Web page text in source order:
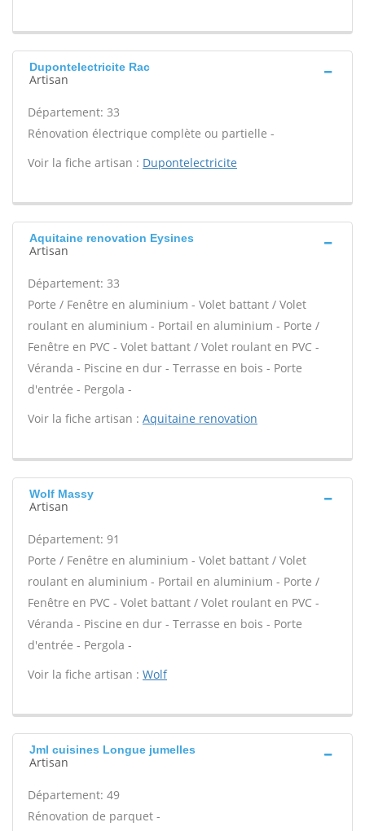
Dupontelectricite Rac
Artisan
Département: 33
Rénovation électrique complète ou partielle -
Voir la fiche artisan : Dupontelectricite
Aquitaine renovation Eysines
Artisan
Département: 33
Porte / Fenêtre en aluminium - Volet battant / Volet
roulant en aluminium - Portail en aluminium - Porte /
Fenêtre en PVC - Volet battant / Volet roulant en PVC -
Véranda - Piscine en dur - Terrasse en bois - Porte
d'entrée - Pergola -
Voir la fiche artisan : Aquitaine renovation
Wolf Massy
Artisan
Département: 91
Porte / Fenêtre en aluminium - Volet battant / Volet
roulant en aluminium - Portail en aluminium - Porte /
Fenêtre en PVC - Volet battant / Volet roulant en PVC -
Véranda - Piscine en dur - Terrasse en bois - Porte
d'entrée - Pergola -
Voir la fiche artisan : Wolf
Jml cuisines Longue jumelles
Artisan
Département: 49
Rénovation de parquet -